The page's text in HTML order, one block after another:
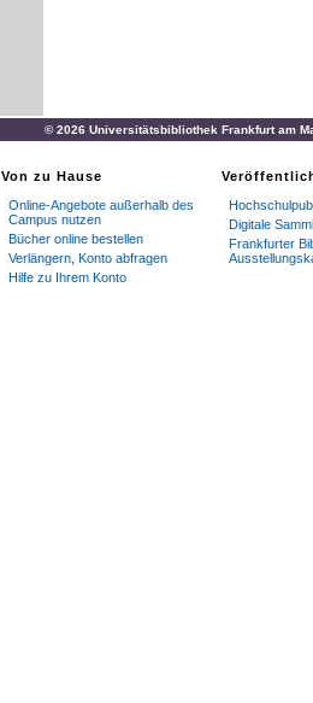
© 2026 Universitätsbibliothek Frankfurt am
Von zu Hause
Online-Angebote außerhalb des
Campus nutzen
Bücher online bestellen
Verlängern, Konto abfragen
Hilfe zu Ihrem Konto
Digitale
Frankfurter